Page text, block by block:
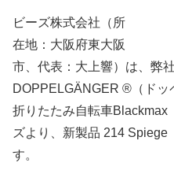
ビーズ株式会社（所
在地：大阪府東大阪
市、代表：大上響）は、弊
DOPPELGÄNGER ®（ドッ
折りたたみ自転車Blackmax
ズより、新製品 214 Spiege
す。